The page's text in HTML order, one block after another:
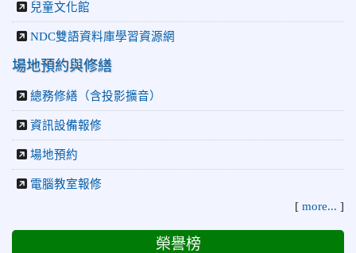
兒童文化館
NDC雙語資料庫學習資源網
場地預約與修繕
總務修繕（含投影擴音）
資訊設備報修
場地預約
電腦教室報修
[ more... ]
榮譽榜